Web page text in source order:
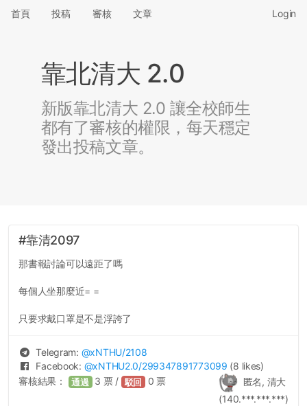
首頁 投稿 審核 文章 Login
靠北清大 2.0
新版靠北清大 2.0 讓全校師生
都有了審核的權限，每天穩定
發出投稿文章。
#靠清2097
那書報討論可以遠距了嗎
每個人坐那麼近= =
只要求戴口罩是不是浮誇了
Telegram: @xNTHU/2108
Facebook: @xNTHU2.0/299347891773099 (8 likes)
匿名, 清大
(140.***.***.***)
審核結果： 通過 3 票 / 駁回 0 票